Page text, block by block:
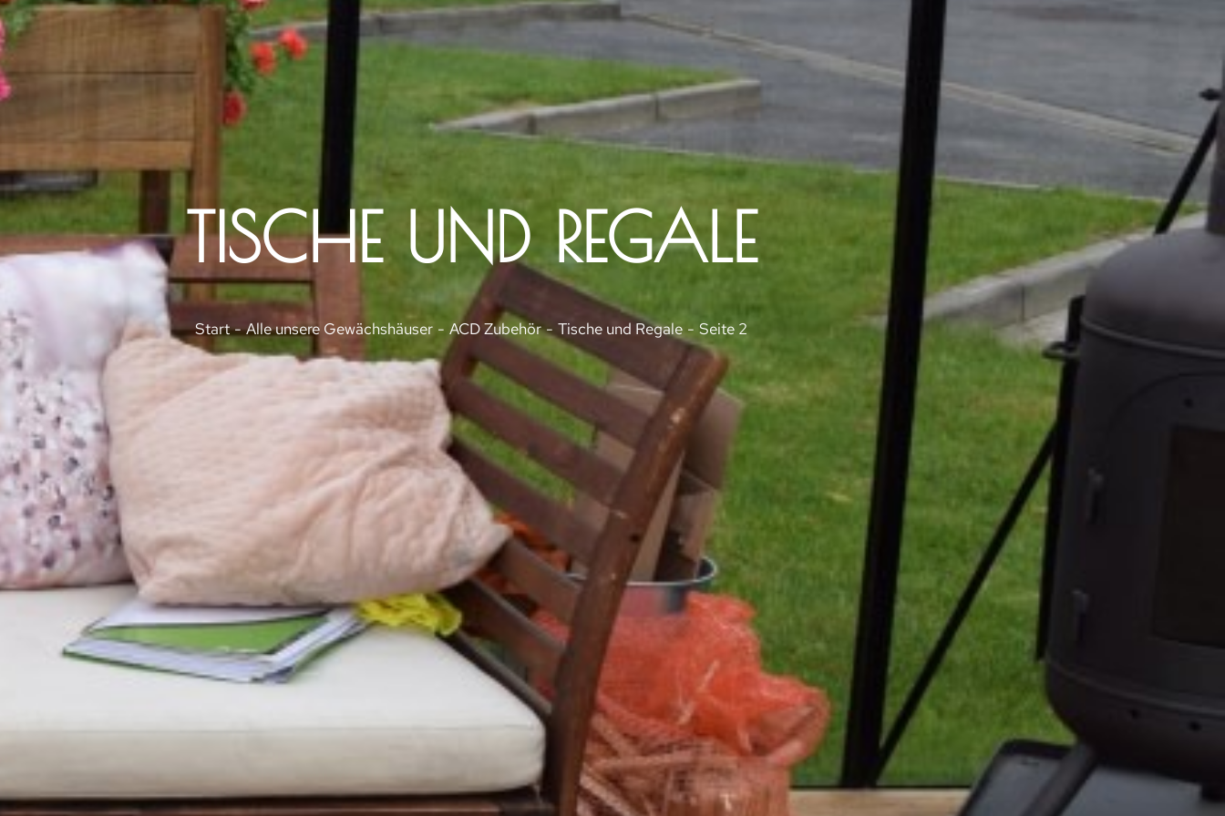
TISCHE UND REGALE
Sie befinden sich hier:
Start Alle unsere Gewächshäuser ACD Zubehör Tische und Regale Seite 2